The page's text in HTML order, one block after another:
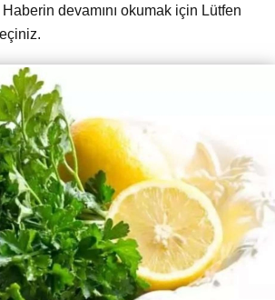
devamını okumak için Lütfen